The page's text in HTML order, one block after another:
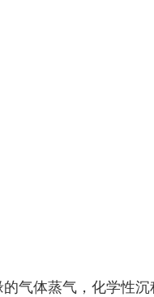
气体蒸气，化学性